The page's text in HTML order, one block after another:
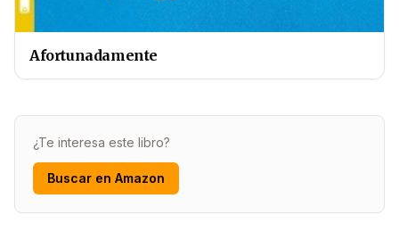
Afortunadamente
¿Te interesa este libro?
Buscar en Amazon